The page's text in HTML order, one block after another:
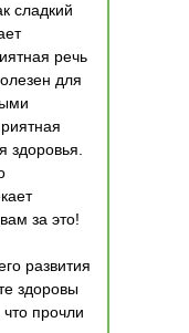
сладкий
речь
для
здоровья.
за это!
развития
здоровы
прочли